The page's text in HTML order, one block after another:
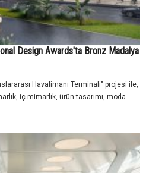
Design Awards'ta Bronz Madalya
Havalimanı Terminali" projesi ile,
iç mimarlık, ürün tasarımı, moda...